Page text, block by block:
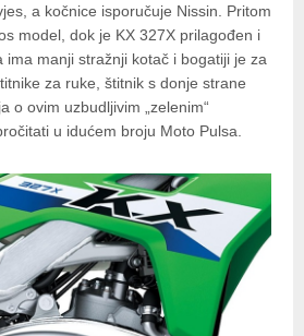
a kočnice isporučuje Nissin. Pritom
model, dok je KX 327X prilagođen i
ima manji stražnji kotač i bogatiji je za
za ruke, štitnik s donje strane
o ovim uzbudljivim „zelenim“
u idućem broju Moto Pulsa.